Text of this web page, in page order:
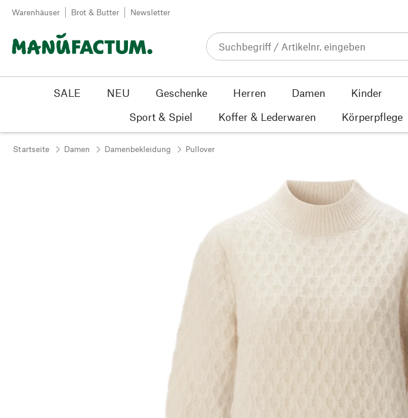
Zum Inhalt springen
Warenhäuser Brot & Butter Newsletter
SALE NEU Geschenke Herren Damen Kinder
Sport & Spiel
Koffer & Lederwaren Körperpflege
Startseite Damen Damenbekleidung Pullover